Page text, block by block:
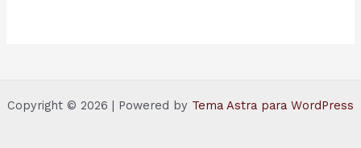
Copyright © 2026 | Powered by Tema Astra para WordPress